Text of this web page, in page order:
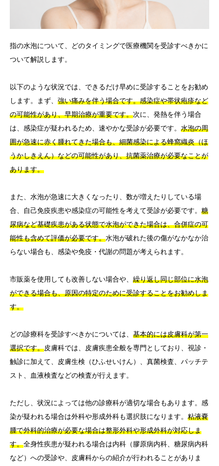
指の水泡について、どのタイミングで医療機関を受診すべきかに
ついて解説します。
以下のような状況では、できるだけ早めに受診することをお勧め
します。まず、 強い痛みを伴う場合です。感染症や帯状疱疹など
の可能性があり、早期治療が重要です。次に、発熱を伴う場合
は、感染症が疑われるため、速やかな受診が必要です。 水泡の周
囲が急速に赤く腫れてきた場合も、細菌感染による蜂窩織炎（ほ
うかしきえん）などの可能性があり、抗菌薬治療が必要なことが
あります。
また、水泡が急速に大きくなったり、数が増えたりしている場
合、自己免疫疾患や感染症の可能性を考えて受診が必要です。 糖
尿病など基礎疾患がある状態で水泡ができた場合は、合併症の可
能性も含めて評価が必要です。水泡が破れた後の傷がなかなか治
らない場合も、感染や免疫・代謝の問題が考えられます。
市販薬を使用しても改善しない場合や、 繰り返し同じ部位に水泡
ができる場合も、原因の特定のために受診することをお勧めしま
す。
どの診療科を受診すべきかについては、 基本的には皮膚科が第一
選択です。皮膚科では、皮膚疾患全般を専門としており、視診・
触診に加えて、皮膚生検（ひふせいけん）、真菌検査、パッチテ
スト、血液検査などの検査が行えます。
ただし、状況によっては他の診療科が適切な場合もあります。感
染が疑われる場合は外科や形成外科も選択肢になります。 粘液嚢
腫で外科的治療が必要な場合は整形外科や形成外科が対応しま
す。全身性疾患が疑われる場合は内科（膠原病内科、糖尿病内科
など）への受診や、皮膚科からの紹介が行われることがありま